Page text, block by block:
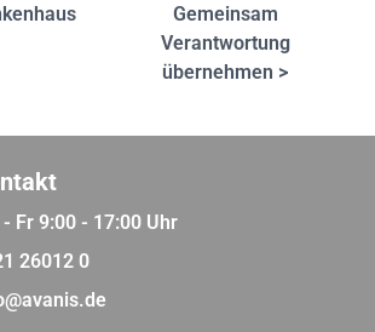
Gemeinsam
Verantwortung
übernehmen >
Fr 9:00 - 17:00 Uhr
26012 0